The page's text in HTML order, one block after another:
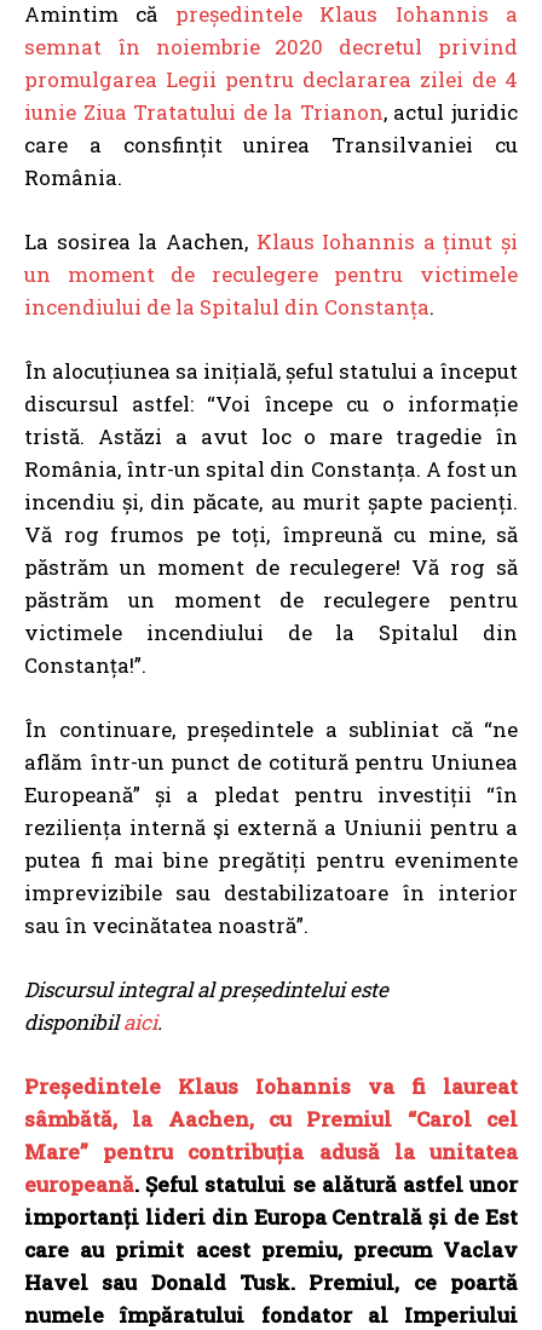
Amintim că președintele Klaus Iohannis a
semnat în noiembrie 2020 decretul privind
promulgarea Legii pentru declararea zilei de 4
iunie Ziua Tratatului de la Trianon, actul juridic
care a consfințit unirea Transilvaniei cu
România.
La sosirea la Aachen, Klaus Iohannis a ținut și
un moment de reculegere pentru victimele
incendiului de la Spitalul din Constanța.
În alocuțiunea sa inițială, șeful statului a început
discursul astfel: “Voi începe cu o informație
tristă. Astăzi a avut loc o mare tragedie în
România, într-un spital din Constanța. A fost un
incendiu și, din păcate, au murit șapte pacienți.
Vă rog frumos pe toți, împreună cu mine, să
păstrăm un moment de reculegere! Vă rog să
păstrăm un moment de reculegere pentru
victimele incendiului de la Spitalul din
Constanța!”.
În continuare, președintele a subliniat că “ne
aflăm într-un punct de cotitură pentru Uniunea
Europeană” și a pledat pentru investiții “în
reziliența internă şi externă a Uniunii pentru a
putea fi mai bine pregătiți pentru evenimente
imprevizibile sau destabilizatoare în interior
sau în vecinătatea noastră”.
Discursul integral al președintelui este
disponibilaici.
Președintele Klaus Iohannis va fi laureat
sâmbătă, la Aachen, cu Premiul “Carol cel
Mare” pentru contribuția adusă la unitatea
europeană.Șeful statului se alătură astfel unor
importanți lideri din Europa Centrală și de Est
care au primit acest premiu, precum Vaclav
Havel sau Donald Tusk. Premiul, ce poartă
numele împăratului fondator al Imperiului